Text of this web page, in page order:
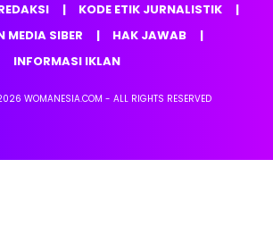
KODE ETIK JURNALISTIK
MEDIA SIBER
HAK JAWAB
INFORMASI IKLAN
WOMANESIA.COM - ALL RIGHTS RESERVED